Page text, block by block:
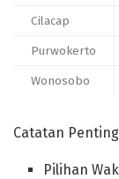
Cilacap
Purwokerto
Wonosobo
Catatan
Pilihan